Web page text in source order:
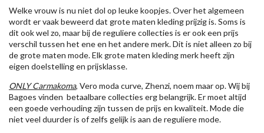
Welke vrouw is nu niet dol op leuke koopjes. Over het algemeen
wordt er vaak beweerd dat grote maten kleding prijzig is. Soms is
dit ook wel zo, maar bij de reguliere collecties is er ook een prijs
verschil tussen het ene en het andere merk. Dit is niet alleen zo bij
de grote maten mode. Elk grote maten kleding merk heeft zijn
eigen doelstelling en prijsklasse.
ONLY Carmakoma, Vero moda curve, Zhenzi, noem maar op. Wij bij
Bagoes vinden betaalbare collecties erg belangrijk. Er moet altijd
een goede verhouding zijn tussen de prijs en kwaliteit. Mode die
niet veel duurder is of zelfs gelijk is aan de reguliere mode.